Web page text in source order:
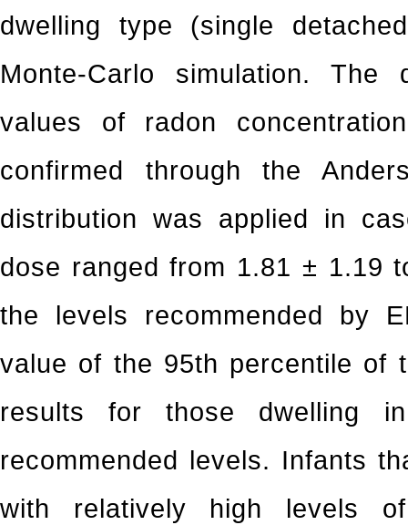
dwelling type (single
Monte-Carlo simulation. The
values of radon
confirmed through the
distribution was applied in
dose ranged from 1.81 ± 1.19
the levels recommended by
value of the 95th percentile of
results for those dwelling
recommended levels. Infants
with relatively high levels